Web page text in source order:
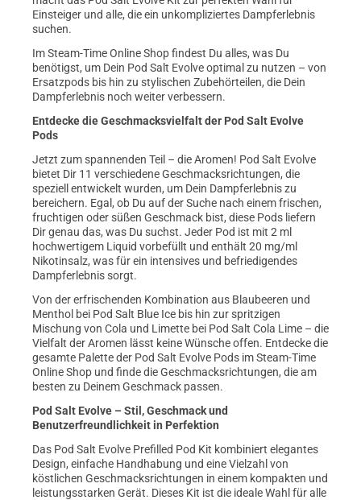
Einsteiger und alle, die ein unkompliziertes Dampferlebnis
suchen.
Im Steam-Time Online Shop findest Du alles, was Du
benötigst, um Dein Pod Salt Evolve optimal zu nutzen – von
Ersatzpods bis hin zu stylischen Zubehörteilen, die Dein
Dampferlebnis noch weiter verbessern.
Entdecke die Geschmacksvielfalt der Pod Salt Evolve
Pods
Jetzt zum spannenden Teil – die Aromen! Pod Salt Evolve
bietet Dir 11 verschiedene Geschmacksrichtungen, die
speziell entwickelt wurden, um Dein Dampferlebnis zu
bereichern. Egal, ob Du auf der Suche nach einem frischen,
fruchtigen oder süßen Geschmack bist, diese Pods liefern
Dir genau das, was Du suchst. Jeder Pod ist mit 2 ml
hochwertigem Liquid vorbefüllt und enthält 20 mg/ml
Nikotinsalz, was für ein intensives und befriedigendes
Dampferlebnis sorgt.
Von der erfrischenden Kombination aus Blaubeeren und
Menthol bei Pod Salt Blue Ice bis hin zur spritzigen
Mischung von Cola und Limette bei Pod Salt Cola Lime – die
Vielfalt der Aromen lässt keine Wünsche offen. Entdecke die
gesamte Palette der Pod Salt Evolve Pods im Steam-Time
Online Shop und finde die Geschmacksrichtungen, die am
besten zu Deinem Geschmack passen.
Pod Salt Evolve – Stil, Geschmack und
Benutzerfreundlichkeit in Perfektion
Das Pod Salt Evolve Prefilled Pod Kit kombiniert elegantes
Design, einfache Handhabung und eine Vielzahl von
köstlichen Geschmacksrichtungen in einem kompakten und
leistungsstarken Gerät. Dieses Kit ist die ideale Wahl für alle